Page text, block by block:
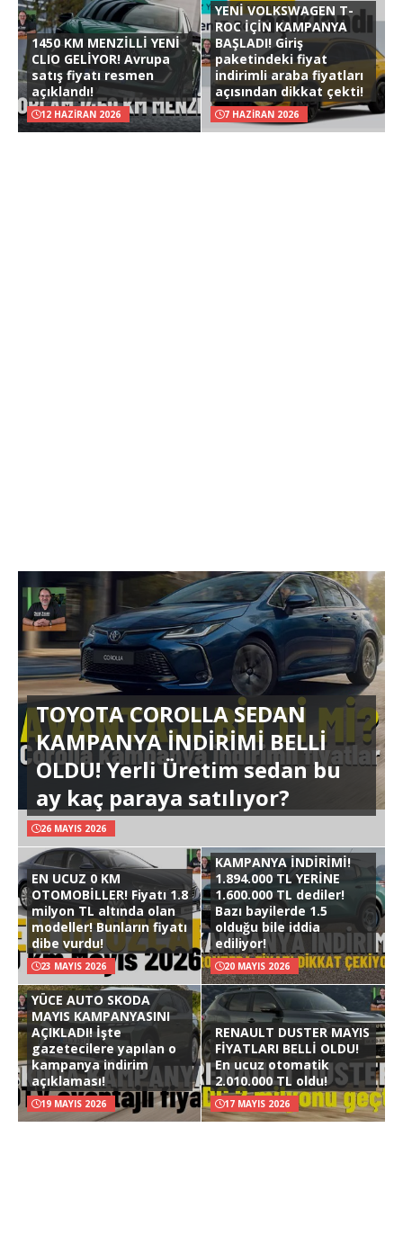
1450 KM MENZİLLİ YENİ
CLIO GELİYOR! Avrupa
satış fiyatı resmen
açıklandı!
12 HAZIRAN 2026
YENİ VOLKSWAGEN T-
ROC İÇİN KAMPANYA
BAŞLADI! Giriş
paketindeki fiyat
indirimli araba fiyatları
açısından dikkat çekti!
7 HAZIRAN 2026
TOYOTA COROLLA SEDAN
KAMPANYA İNDİRİMİ BELLİ
OLDU! Yerli Üretim sedan bu
ay kaç paraya satılıyor?
26 MAYIS 2026
EN UCUZ 0 KM
OTOMOBİLLER! Fiyatı 1.8
milyon TL altında olan
modeller! Bunların fiyatı
dibe vurdu!
23 MAYIS 2026
KAMPANYA İNDİRİMİ!
1.894.000 TL YERİNE
1.600.000 TL dediler!
Bazı bayilerde 1.5
olduğu bile iddia
ediliyor!
20 MAYIS 2026
YÜCE AUTO SKODA
MAYIS KAMPANYASINI
AÇIKLADI! İşte
gazetecilere yapılan o
kampanya indirim
açıklaması!
19 MAYIS 2026
RENAULT DUSTER MAYIS
FİYATLARI BELLİ OLDU!
En ucuz otomatik
2.010.000 TL oldu!
17 MAYIS 2026